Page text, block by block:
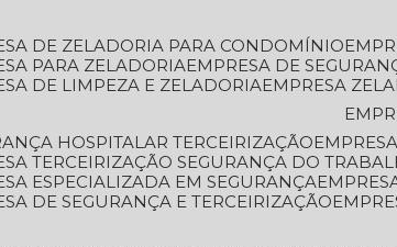
DE ZELADORIA PARA CONDOMÍNIO
PARA ZELADORIA
EMPRESA DE
DE LIMPEZA E ZELADORIA
EMPRESA
HOSPITALAR TERCEIRIZAÇÃO
TERCEIRIZAÇÃO SEGURANÇA DO
ESPECIALIZADA EM SEGURANÇA
DE SEGURANÇA E TERCEIRIZAÇÃO